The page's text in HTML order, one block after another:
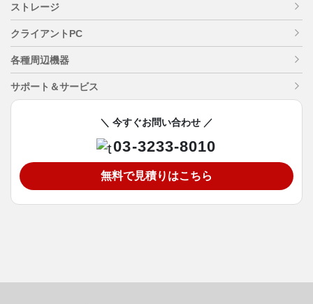
ストレージ
クライアントPC
各種周辺機器
サポート＆サービス
＼ 今すぐお問い合わせ ／
03-3233-8010
無料で見積りはこちら